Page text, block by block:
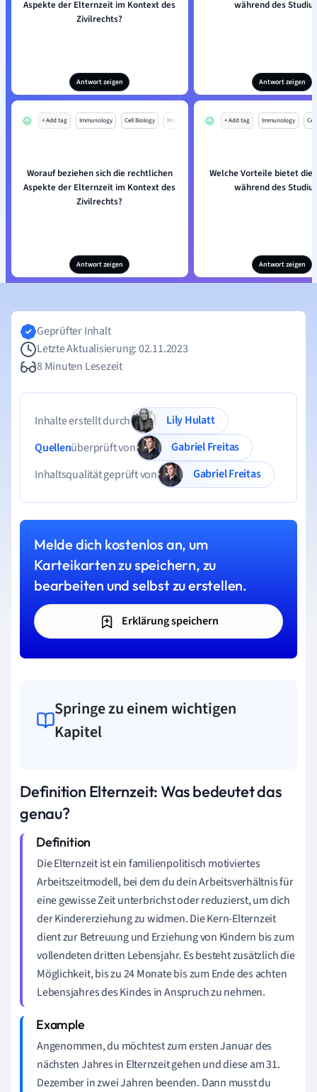
Aspekte der Elternzeit im Kontext des
Zivilrechts?
Antwort zeigen
während des
Antwort zeigen
+ Add tag Immunology Cell Biology Mo
Worauf beziehen sich die rechtlichen
Aspekte der Elternzeit im Kontext des
Zivilrechts?
Antwort zeigen
+ Add tag Immunology
Welche Vorteile bietet die
während des
Antwort zeigen
Geprüfter Inhalt
Letzte Aktualisierung: 02.11.2023
8 Minuten Lesezeit
Inhalte erstellt durch
Lily Hulatt
Quellenüberprüft von
Gabriel Freitas
Inhaltsqualität geprüft von
Gabriel Freitas
Melde dich kostenlos an, um
Karteikarten zu speichern, zu
bearbeiten und selbst zu erstellen.
Erklärung speichern
Springe zu einem wichtigen
Kapitel
Definition Elternzeit: Was bedeutet das
genau?
Die Elternzeit ist ein familienpolitisch motiviertes
Arbeitszeitmodell, bei dem du dein Arbeitsverhältnis für
eine gewisse Zeit unterbrichst oder reduzierst, um dich
der Kindererziehung zu widmen. Die Kern-Elternzeit
dient zur Betreuung und Erziehung von Kindern bis zum
vollendeten dritten Lebensjahr. Es besteht zusätzlich die
Möglichkeit, bis zu 24 Monate bis zum Ende des achten
Lebensjahres des Kindes in Anspruch zu nehmen.
Angenommen, du möchtest zum ersten Januar des
nächsten Jahres in Elternzeit gehen und diese am 31.
Dezember in zwei Jahren beenden. Dann musst du